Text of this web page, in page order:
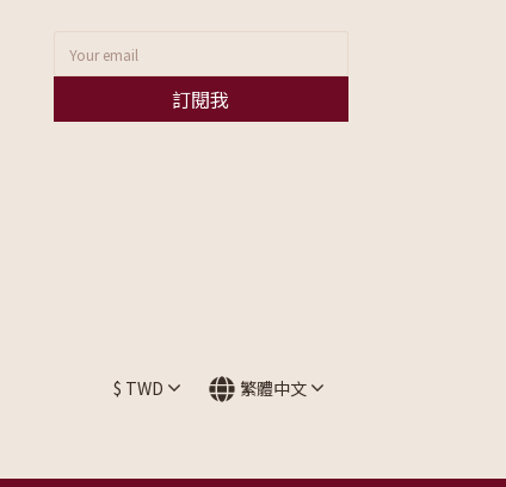
訂閱我
$ TWD 繁體中文